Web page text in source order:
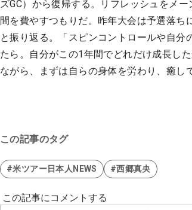
ズGC）から復帰する。リフレッシュをメ
間を費やすつもりだ。昨年大会は予選落
と振り返る。「スピンコントロールや自
たら。自分がこの1年間でどれだけ成長し
ながら、まずは自らの身体を労わり、癒し
この記事のタグ
#米ツアー日本人NEWS #西郷真央